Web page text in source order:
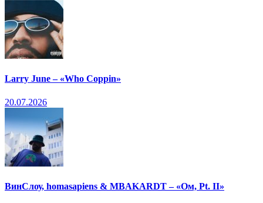
Larry June – «Who Coppin»
20.07.2026
ВинСлоу, homasapiens & MBAKARDT – «Ом, Pt. II»